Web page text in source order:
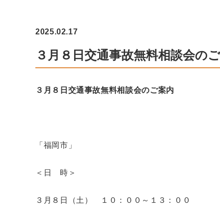
2025.02.17
３月８日交通事故無料相談会の
３月８日交通事故無料相談会のご案内
「福岡市」
＜日 時＞
３月８日（土） １０：００～１３：００